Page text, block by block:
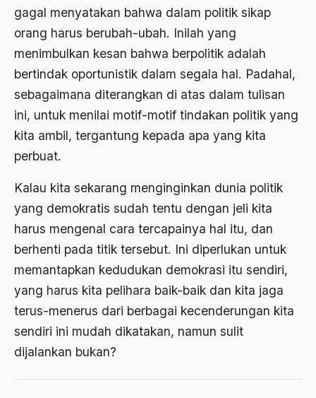
gagal menyatakan bahwa dalam politik sikap
orang harus berubah-ubah. Inilah yang
menimbulkan kesan bahwa berpolitik adalah
bertindak oportunistik dalam segala hal. Padahal,
sebagaimana diterangkan di atas dalam tulisan
ini, untuk menilai motif-motif tindakan politik yang
kita ambil, tergantung kepada apa yang kita
perbuat.
Kalau kita sekarang menginginkan dunia politik
yang demokratis sudah tentu dengan jeli kita
harus mengenal cara tercapainya hal itu, dan
berhenti pada titik tersebut. Ini diperlukan untuk
memantapkan kedudukan demokrasi itu sendiri,
yang harus kita pelihara baik-baik dan kita jaga
terus-menerus dari berbagai kecenderungan kita
sendiri ini mudah dikatakan, namun sulit
dijalankan bukan?
ambisi politik
Ambivalen
Amerika
amerika latin
amerika serikat
Amir
Amir Syakib Arsalan
amrozi
Anak ibrahim
Anatomi